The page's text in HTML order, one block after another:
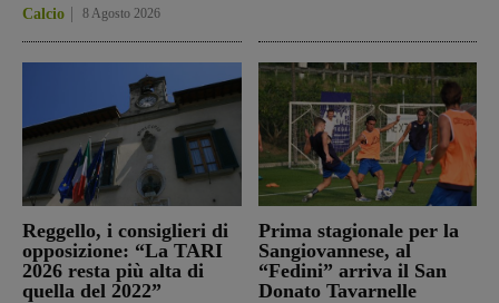
Calcio 8 Agosto 2026
Reggello, i consiglieri di
opposizione: “La TARI
2026 resta più alta di
quella del 2022”
Prima stagionale per la
Sangiovannese, al
“Fedini” arriva il San
Donato Tavarnelle